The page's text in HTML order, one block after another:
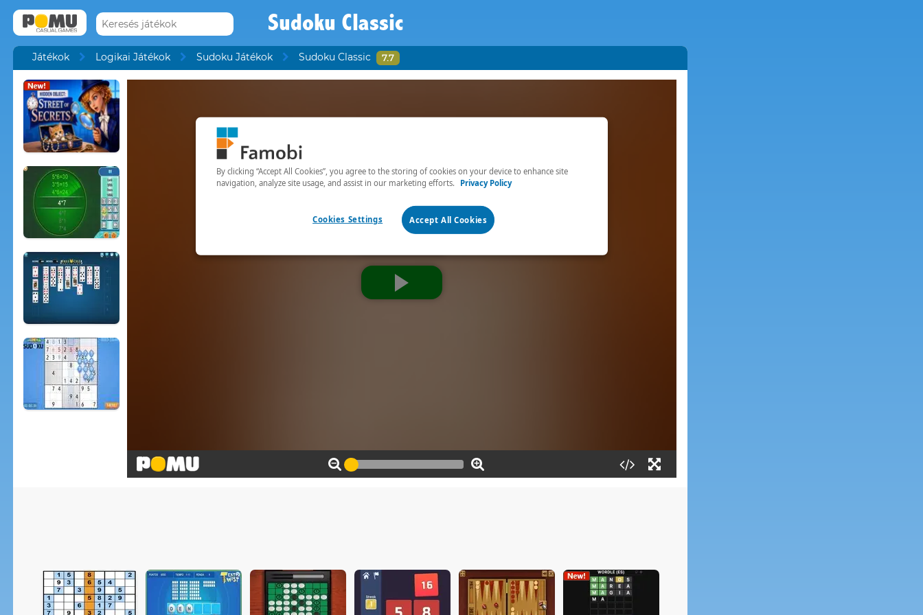
Sudoku Classic
Játékok Logikai Játékok Sudoku Játékok Sudoku Classic 7.7